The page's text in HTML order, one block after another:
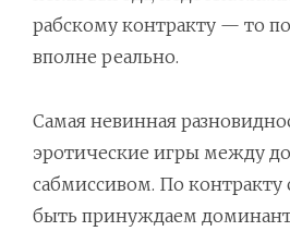
рабскому контракту — то
вполне реально.
Самая невинная
эротические игры между
сабмиссивом. По
быть принуждаем